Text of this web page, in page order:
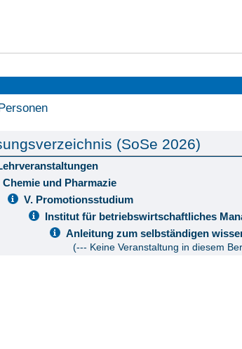
(SoSe 2026)
Chemie und Pharmazie
V. Promotionsstudium
Institut für betriebswirtschaftliches
Anleitung zum selbständigen
(--- Keine Veranstaltung in diesem